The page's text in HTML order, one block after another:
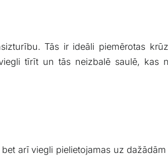
Tās ir ideāli⁢ piemērotas
tīrīt un tās neizbalē saulē, kas
⁤arī‍ viegli pielietojamas uz